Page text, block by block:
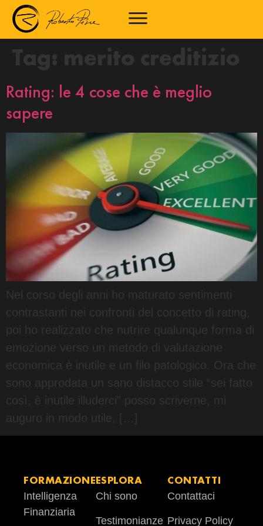
Tag: merito creditizio
Rating: le 4 cose che è meglio
sapere
Nel corso degli anni ho maturato sentimenti
contrastanti nei confronti del concetto di rating,
poi ho realizzato che nutrire qualunque forma di
emozione verso un metodo di valutazione
economica è inutile e un filo patologico. Ora che
sono approdata un sano distacco stile “sei fatto
così, è inutile illuderci” posso scriverne, mi
FORMAZIONE
Intelligenza
Finanziaria
ESPLORA
Chi sono
Testimonianze
CONTATTI
Contattaci
Privacy Policy